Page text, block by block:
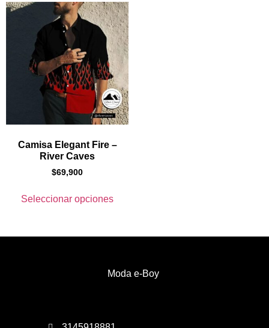
Camisa Elegant Fire –
River Caves
$69,900
Seleccionar opciones
Moda e-Boy